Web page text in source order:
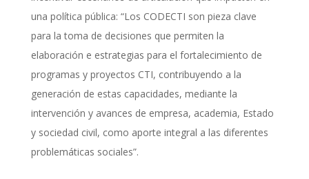
una política pública: “Los CODECTI son pieza clave
para la toma de decisiones que permiten la
elaboración e estrategias para el fortalecimiento de
programas y proyectos CTI, contribuyendo a la
generación de estas capacidades, mediante la
intervención y avances de empresa, academia, Estado
y sociedad civil, como aporte integral a las diferentes
problemáticas sociales”.